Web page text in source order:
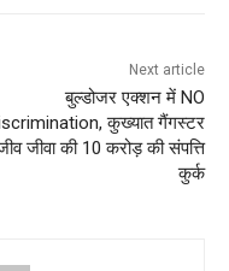
Next article
बुल्डोजर एक्शन में NO
कुख्यात गैंगस्टर
जीवा की 10 करोड़ की संपत्ति
कुर्क